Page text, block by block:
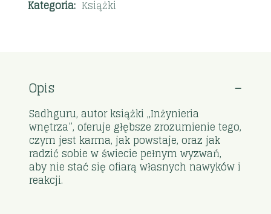
Kategoria: Książki
Opis
Sadhguru, autor książki „Inżynieria
wnętrza”, oferuje głębsze zrozumienie tego,
czym jest karma, jak powstaje, oraz jak
radzić sobie w świecie pełnym wyzwań,
aby nie stać się ofiarą własnych nawyków i
reakcji.